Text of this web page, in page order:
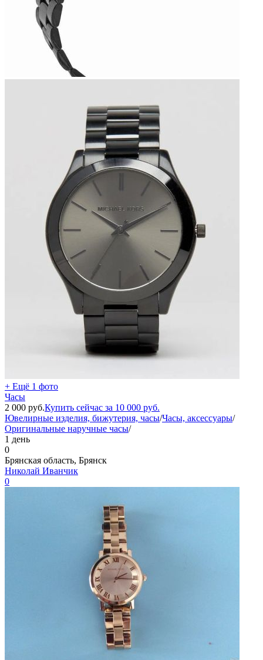
+ Ещё 1 фото
Часы
2 000 руб.Купить сейчас за 10 000 руб.
Ювелирные изделия, бижутерия, часы/Часы, аксессуары/
Оригинальные наручные часы/
1 день
0
Брянская область, Брянск
Николай Иванчик
0